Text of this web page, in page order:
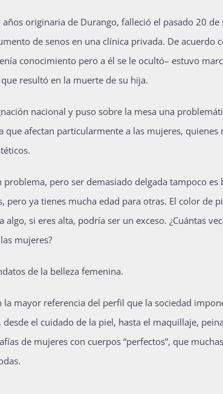
originaria de Durango, falleció el pasado 20
de senos en una clínica privada. De acuerdo
conocimiento pero a él se le ocultó– estuvo
resultó en la muerte de su hija.
nacional y puso sobre la mesa una
afectan particularmente a las mujeres, quienes
problema, pero ser demasiado delgada tampoco
pero ya tienes mucha edad para otras. El color de
si eres alta, podría ser un exceso. ¿Cuántas
mujeres?
de la belleza femenina.
la mayor referencia del perfil que la sociedad
el cuidado de la piel, hasta el maquillaje,
de mujeres con cuerpos “perfectos”, que